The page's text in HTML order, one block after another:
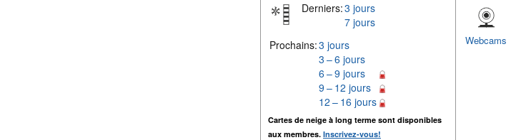
Derniers:3 jours
7 jours
Prochains:3 jours
3 – 6 jours
6 – 9 jours
9 – 12 jours
12 – 16 jours
Cartes de neige à long terme sont disponibles
aux membres. Inscrivez-vous!
Webcams